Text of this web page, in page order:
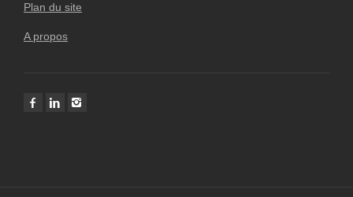
Plan du site
A propos